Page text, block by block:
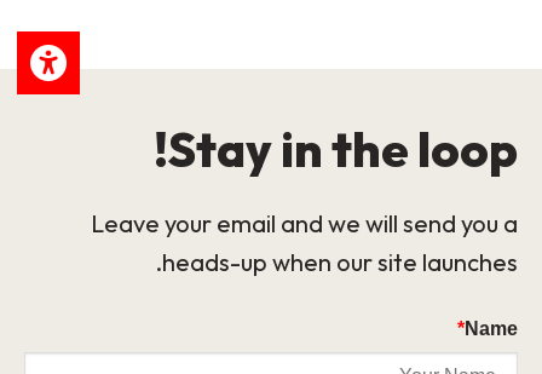
Stay in the loop!
Leave your email and we will send you a
heads-up when our site launches.
Name
*